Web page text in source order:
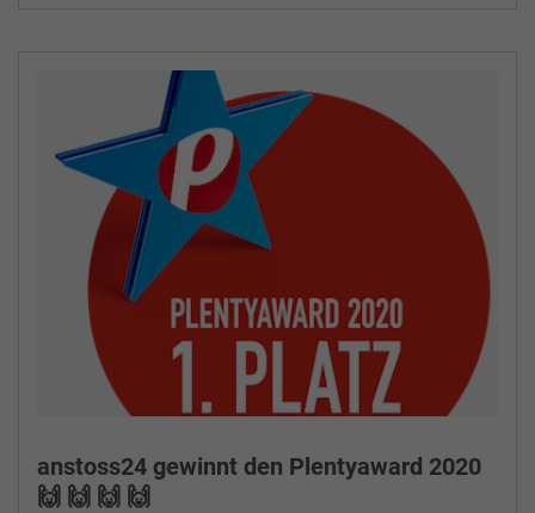
anstoss24 gewinnt den Plentyaward 2020
🙌 🙌 🙌 🙌